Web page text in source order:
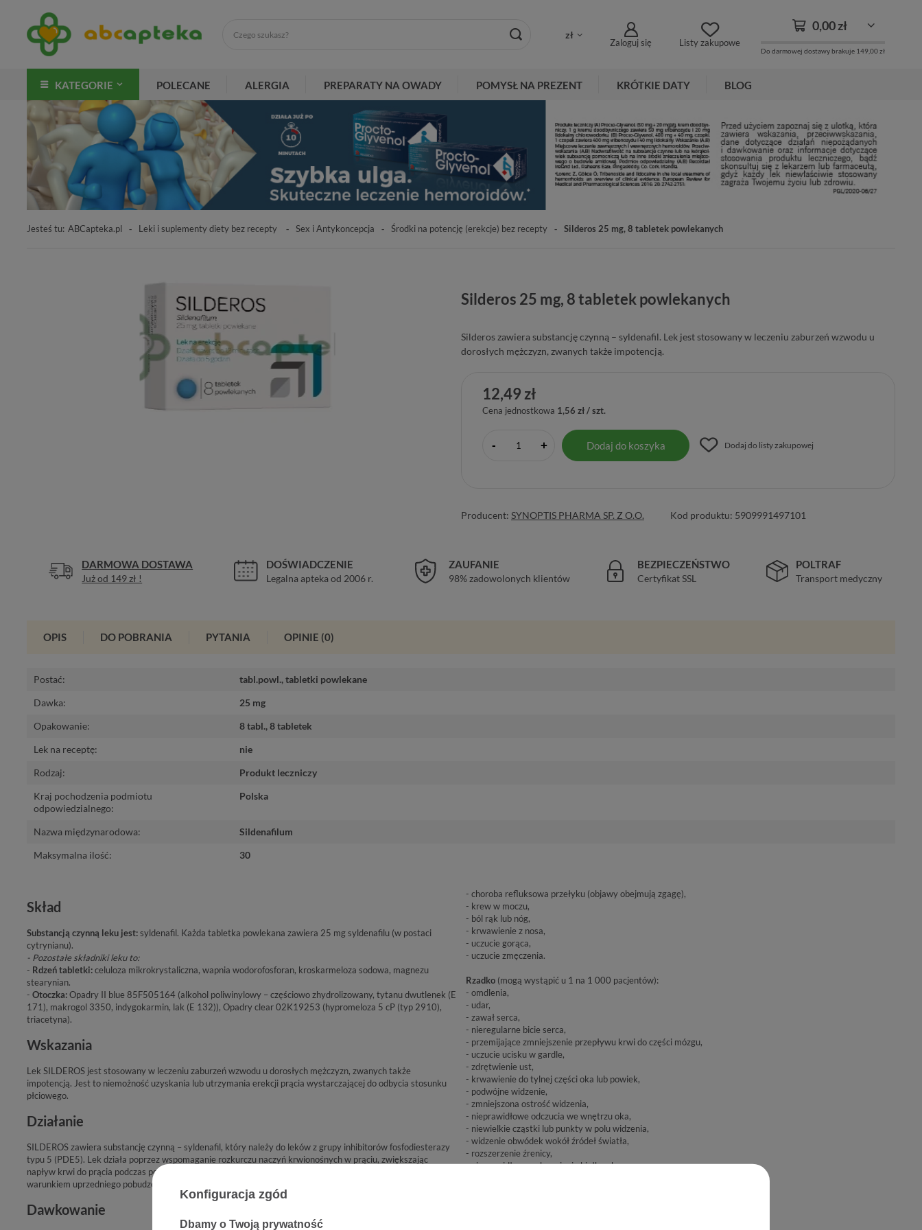
zł
Zaloguj się Listy zakupowe
0,00 zł
Do darmowej dostawy brakuje 149,00 zł
KATEGORIE POLECANE ALERGIA PREPARATY NA OWADY POMYSŁ NA PREZENT KRÓTKIE DATY BLOG
Jesteś tu: ABCapteka.pl Leki i suplementy diety bez recepty Sex i Antykoncepcja Środki na potencję (erekcje) bez recepty Silderos 25 mg, 8 tabletek powlekanych
Silderos 25 mg, 8 tabletek powlekanych
Silderos zawiera substancję czynną – syldenafil. Lek jest stosowany w leczeniu zaburzeń wzwodu u
dorosłych mężczyzn, zwanych także impotencją.
12,49 zł
Cena jednostkowa 1,56 zł / szt.
- + Dodaj do koszyka Dodaj do listy zakupowej
Producent: SYNOPTIS PHARMA SP. Z O.O. Kod produktu: 5909991497101
DARMOWA DOSTAWA
Już od 149 zł !
DOŚWIADCZENIE
Legalna apteka od 2006 r.
ZAUFANIE
98% zadowolonych klientów
BEZPIECZEŃSTWO
Certyfikat SSL
POLTRAF
Transport medyczny
OPIS DO POBRANIA PYTANIA OPINIE (0)
Postać: tabl.powl.,tabletki powlekane
Dawka:
25 mg
Opakowanie: 8 tabl.,8 tabletek
Lek na receptę:
nie
Rodzaj:
Produkt leczniczy
Kraj pochodzenia podmiotu
odpowiedzialnego:
Polska
Nazwa międzynarodowa:
Sildenafilum
Maksymalna ilość: 30
Skład
Substancją czynną leku jest:syldenafil. Każda tabletka powlekana zawiera 25 mg syldenafilu (w postaci
cytrynianu).
- Pozostałe składniki leku to:
- Rdzeń tabletki:celuloza mikrokrystaliczna, wapnia wodorofosforan, kroskarmeloza sodowa, magnezu
stearynian.
- Otoczka:Opadry II blue 85F505164 (alkohol poliwinylowy – częściowo zhydrolizowany, tytanu dwutlenek (E
171), makrogol 3350, indygokarmin, lak (E 132)), Opadry clear 02K19253 (hypromeloza 5 cP (typ 2910),
triacetyna).
Wskazania
Lek SILDEROS jest stosowany w leczeniu zaburzeń wzwodu u dorosłych mężczyzn, zwanych także
impotencją. Jest to niemożność uzyskania lub utrzymania erekcji prącia wystarczającej do odbycia stosunku
płciowego.
Działanie
SILDEROS zawiera substancję czynną – syldenafil, który należy do leków z grupy inhibitorów fosfodiesterazy
typu 5 (PDE5). Lek działa poprzez wspomaganie rozkurczu naczyń krwionośnych w prąciu, zwiększając
napływ krwi do prącia podczas podniecenia seksualnego. SILDEROS pomaga osiągnąć wzwód jedynie pod
warunkiem uprzedniego pobudzenia seksualnego.
Dawkowanie
- choroba refluksowa przełyku (objawy obejmują zgagę),
- krew w moczu,
- ból rąk lub nóg,
- krwawienie z nosa,
- uczucie gorąca,
- uczucie zmęczenia.
Rzadko(mogą wystąpić u 1 na 1 000 pacjentów):
- omdlenia,
- udar,
- zawał serca,
- nieregularne bicie serca,
- przemijające zmniejszenie przepływu krwi do części mózgu,
- uczucie ucisku w gardle,
- zdrętwienie ust,
- krwawienie do tylnej części oka lub powiek,
- podwójne widzenie,
- zmniejszona ostrość widzenia,
- nieprawidłowe odczucia we wnętrzu oka,
- niewielkie cząstki lub punkty w polu widzenia,
- widzenie obwódek wokół źródeł światła,
- rozszerzenie źrenicy,
- nieprawidłowe zabarwienie białka oka,
Konfiguracja zgód
Dbamy o Twoją prywatność